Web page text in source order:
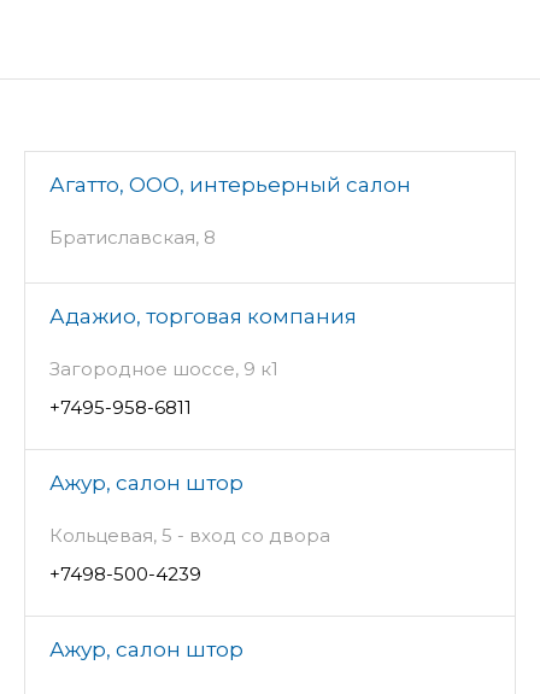
Агатто, ООО, интерьерный салон
Братиславская, 8
Адажио, торговая компания
Загородное шоссе, 9 к1
+7495-958-6811
Ажур, салон штор
Кольцевая, 5 - вход со двора
+7498-500-4239
Ажур, салон штор